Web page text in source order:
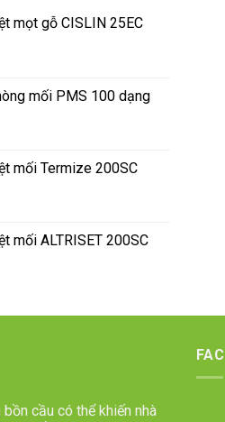
mọt gỗ CISLIN 25EC
mối PMS 100 dạng
mối Termize 200SC
mối ALTRISET 200SC
cầu có thể khiến nhà